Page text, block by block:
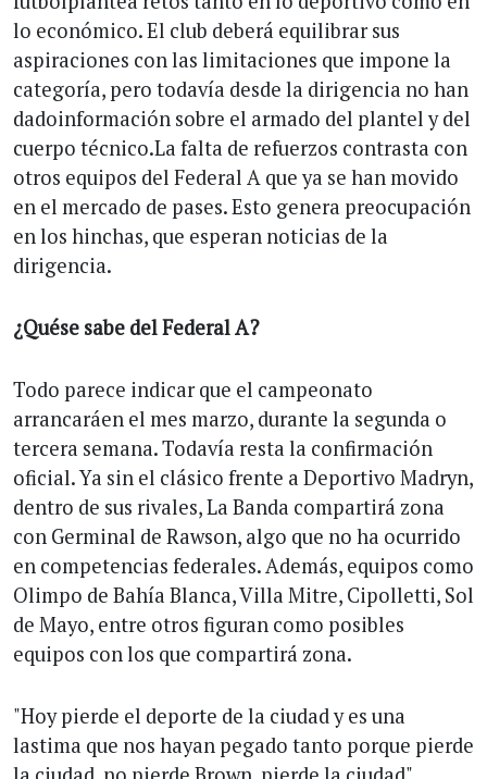
lo económico. El club deberá equilibrar sus
aspiraciones con las limitaciones que impone la
categoría, pero todavía desde la dirigencia no han
dadoinformación sobre el armado del plantel y del
cuerpo técnico.La falta de refuerzos contrasta con
otros equipos del Federal A que ya se han movido
en el mercado de pases. Esto genera preocupación
en los hinchas, que esperan noticias de la
dirigencia.
¿Quése sabe del Federal A?
Todo parece indicar que el campeonato
arrancaráen el mes marzo, durante la segunda o
tercera semana. Todavía resta la confirmación
oficial. Ya sin el clásico frente a Deportivo Madryn,
dentro de sus rivales, La Banda compartirá zona
con Germinal de Rawson, algo que no ha ocurrido
en competencias federales. Además, equipos como
Olimpo de Bahía Blanca, Villa Mitre, Cipolletti, Sol
de Mayo, entre otros figuran como posibles
equipos con los que compartirá zona.
"Hoy pierde el deporte de la ciudad y es una
lastima que nos hayan pegado tanto porque pierde